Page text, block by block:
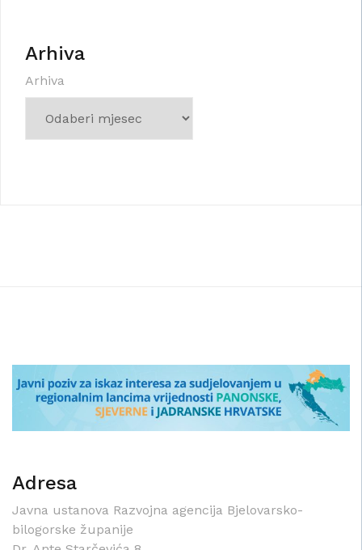
Arhiva
Arhiva
Adresa
Javna ustanova Razvojna agencija Bjelovarsko-
bilogorske županije